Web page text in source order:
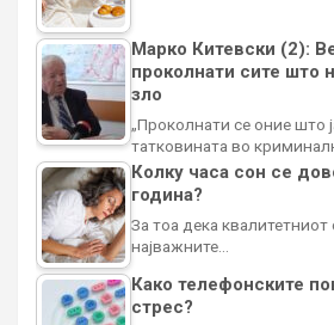
Марко Китевски (2):
проколнати сите што
зло
„Проколнати се оние што
татковината во
Колку часа сон се
година?
За тоа дека квалитетниот
најважните…
Како телефонските
стрес?